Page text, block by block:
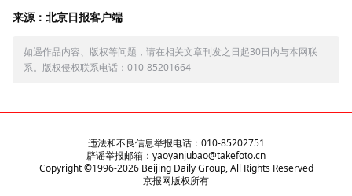
来源：北京日报客户端
如遇作品内容、版权等问题，请在相关文章刊发之日起30日内与本网联
系。版权侵权联系电话：010-85201664
违法和不良信息举报电话：010-85202751
辟谣举报邮箱：yaoyanjubao@takefoto.cn
Copyright ©1996-2026Beijing Daily Group, All Rights Reserved
京报网版权所有